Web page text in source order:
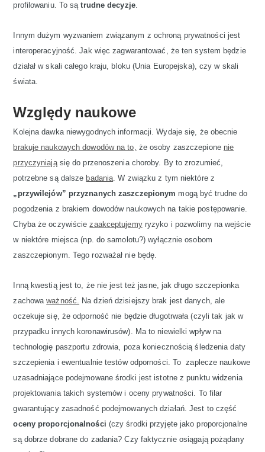
profilowaniu. To sątrudne decyzje.
Innym dużym wyzwaniem związanym z ochroną prywatności jest
interoperacyjność. Jak więc zagwarantować, że ten system będzie
działał w skali całego kraju, bloku (Unia Europejska), czy w skali
świata.
Względy naukowe
Kolejna dawka niewygodnych informacji. Wydaje się, że obecnie
brakuje naukowych dowodów na to, że osoby zaszczepione nie
przyczyniająsię do przenoszenia choroby. By to zrozumieć,
potrzebne są dalsze badania. W związku z tym niektóre z
„przywilejów” przyznanych zaszczepionym mogą być trudne do
pogodzenia z brakiem dowodów naukowych na takie postępowanie.
Chyba że oczywiściezaakceptujemyryzyko i pozwolimy na wejście
w niektóre miejsca (np. do samolotu?) wyłącznie osobom
zaszczepionym. Tego rozważał nie będę.
Inną kwestią jest to, że nie jest też jasne, jak długo szczepionka
zachowaważność. Na dzień dzisiejszy brak jest danych, ale
oczekuje się, że odporność nie będzie długotrwała (czyli tak jak w
przypadku innych koronawirusów). Ma to niewielki wpływ na
technologię paszportu zdrowia, poza koniecznością śledzenia daty
szczepienia i ewentualnie testów odporności. To zaplecze naukowe
uzasadniające podejmowane środki jest istotne z punktu widzenia
projektowania takich systemów i oceny prywatności. To filar
gwarantujący zasadność podejmowanych działań. Jest to część
oceny proporcjonalności (czy środki przyjęte jako proporcjonalne
są dobrze dobrane do zadania? Czy faktycznie osiągają pożądany